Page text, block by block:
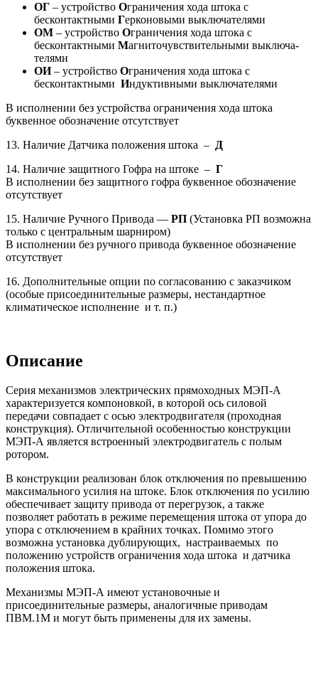
ОГ – устройство Ограничения хода штока с
бесконтактными Герконовыми выключателями
ОМ – устройство Ограничения хода штока с
бесконтактными Магниточувствительными выключа­
телями
ОИ– устройство Ограничения хода штока с
бесконтактными Индуктивными выключателями
В исполнении без устройства ограничения хода штока
буквенное обозначение отсутствует
13. Наличие Датчика положения штока – Д
14. Наличие защитного Гофра на штоке – Г
В исполнении без защитного гофра буквенное обозначение
отсутствует
15. Наличие Ручного Привода — РП (Установка РП возможна
только с центральным шарниром)
В исполнении без ручного привода буквенное обозначение
отсутствует
16. Дополнительные опции по согласованию с заказчиком
(особые присоединительные размеры, нестандартное
климатическое исполнение и т. п.)
Описание
Серия механизмов электрических прямоходных МЭП-А
характеризуется компоновкой, в которой ось силовой
передачи совпадает с осью электродвигателя (проходная
конструкция). Отличительной особенностью конструкции
МЭП-А является встроенный электродвигатель с полым
ротором.
В конструкции реализован блок отключения по превышению
максимального усилия на штоке. Блок отключения по усилию
обеспечивает защиту привода от перегрузок, а также
позволяет работать в режиме перемещения штока от упора до
упора с отключением в крайних точках. Помимо этого
возможна установка дублирующих, настраиваемых по
положению устройств ограничения хода штока и датчика
положения штока.
Механизмы МЭП-А имеют установочные и
присоединительные размеры, аналогичные приводам
ПВМ.1М и могут быть применены для их замены.